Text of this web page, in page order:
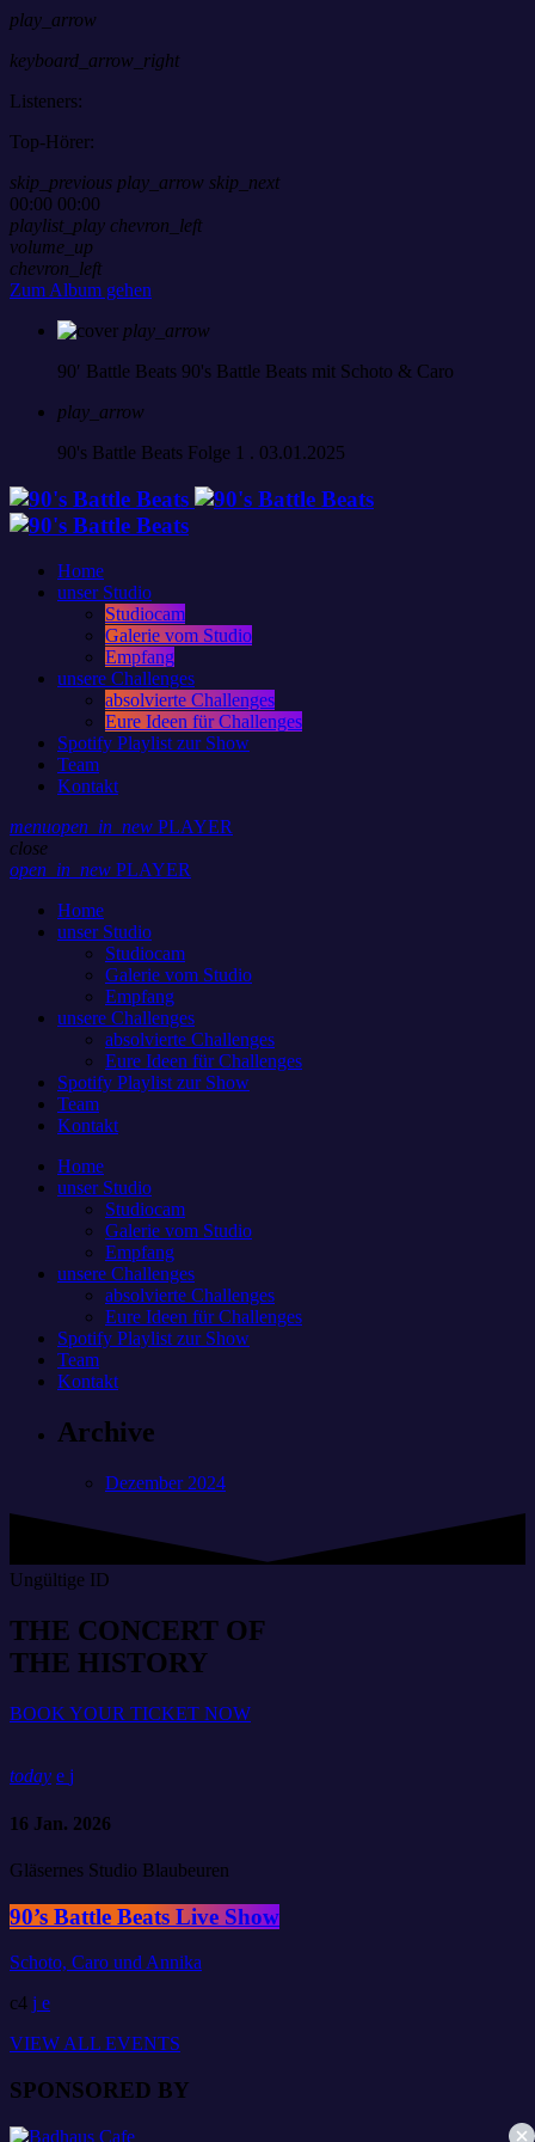
play_arrow
keyboard_arrow_right
Listeners:
Top-Hörer:
skip_previous play_arrow skip_next
00:00 00:00
playlist_play chevron_left
volume_up
chevron_left
Zum Album gehen
play_arrow
90′ Battle Beats 90's Battle Beats mit Schoto & Caro
play_arrow
90's Battle Beats Folge 1 . 03.01.2025
Home
unser Studio
Studiocam
Galerie vom Studio
Empfang
unsere Challenges
absolvierte Challenges
Eure Ideen für Challenges
Spotify Playlist zur Show
Team
Kontakt
menuopen_in_new PLAYER
close
open_in_new PLAYER
Home
unser Studio
Studiocam
Galerie vom Studio
Empfang
unsere Challenges
absolvierte Challenges
Eure Ideen für Challenges
Spotify Playlist zur Show
Team
Kontakt
Home
unser Studio
Studiocam
Galerie vom Studio
Empfang
unsere Challenges
absolvierte Challenges
Eure Ideen für Challenges
Spotify Playlist zur Show
Team
Kontakt
Archive
Dezember 2024
Ungültige ID
THE CONCERT OF
THE HISTORY
BOOK YOUR TICKET NOW
today
16 Jan. 2026
Gläsernes Studio Blaubeuren
90’s Battle Beats Live Show
Schoto, Caro und Annika
4
VIEW ALL EVENTS
SPONSORED BY